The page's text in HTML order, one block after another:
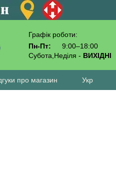
Графік роботи:
Пн-Пт:
9:00–18:00
Субота,Неділя - ВИХІДНІ
про магазин Укр